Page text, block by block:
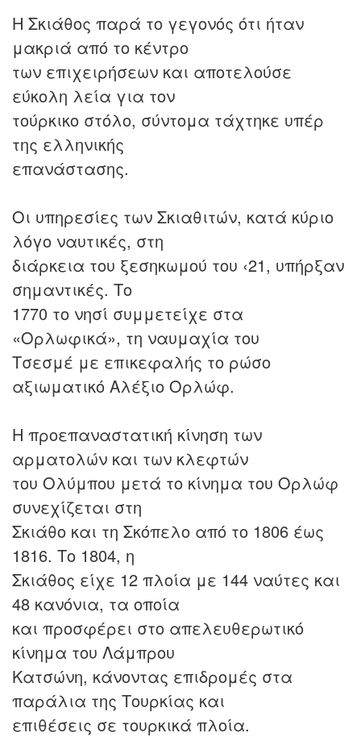
Η Σκιάθος παρά το γεγονός ότι ήταν
μακριά από το κέντρο
των επιχειρήσεων και αποτελούσε
εύκολη λεία για τον
τούρκικο στόλο, σύντομα τάχτηκε υπέρ
της ελληνικής
επανάστασης.
Οι υπηρεσίες των Σκιαθιτών, κατά κύριο
λόγο ναυτικές, στη
διάρκεια του ξεσηκωμού του ‹21, υπήρξαν
σημαντικές. Το
1770 το νησί συμμετείχε στα
«Ορλωφικά», τη ναυμαχία του
Τσεσμέ με επικεφαλής το ρώσο
αξιωματικό Αλέξιο Ορλώφ.
Η προεπαναστατική κίνηση των
αρματολών και των κλεφτών
του Ολύμπου μετά το κίνημα του Ορλώφ
συνεχίζεται στη
Σκιάθο και τη Σκόπελο από το 1806 έως
1816. Το 1804, η
Σκιάθος είχε 12 πλοία με 144 ναύτες και
48 κανόνια, τα οποία
και προσφέρει στο απελευθερωτικό
κίνημα του Λάμπρου
Κατσώνη, κάνοντας επιδρομές στα
παράλια της Τουρκίας και
επιθέσεις σε τουρκικά πλοία.